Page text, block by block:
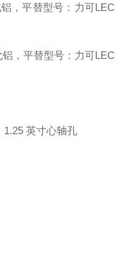
，平替型号：力可LEC
铝 ，平替型号：力可LEC
1.25 英寸心轴孔